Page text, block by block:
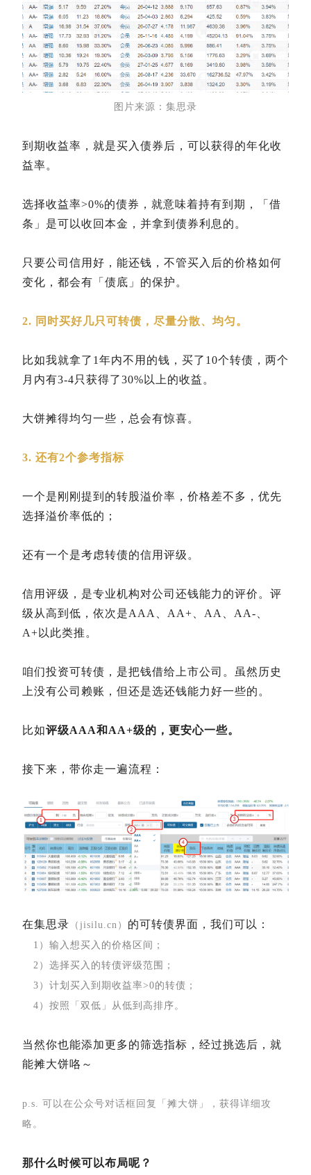
图片来源：集思录
到期收益率，就是买入债券后，可以获得的年化收
益率。
选择收益率>0%的债券，就意味着持有到期，「借
条」是可以收回本金，并拿到债券利息的。
只要公司信用好，能还钱，不管买入后的价格如何
变化，都会有「债底」的保护。
2. 同时买好几只可转债，尽量分散、均匀。
比如我就拿了1年内不用的钱，买了10个转债，两个
月内有3-4只获得了30%以上的收益。
大饼摊得均匀一些，总会有惊喜。
3. 还有2个参考指标
一个是刚刚提到的转股溢价率，价格差不多，优先
选择溢价率低的；
还有一个是考虑转债的信用评级。
信用评级，是专业机构对公司还钱能力的评价。评
级从高到低，依次是AAA、AA+、AA、AA-、
A+以此类推。
咱们投资可转债，是把钱借给上市公司。虽然历史
上没有公司赖账，但还是选还钱能力好一些的。
比如评级AAA和AA+级的，更安心一些。
接下来，带你走一遍流程：
在集思录 （jisilu.cn） 的可转债界面，我们可以：
1）输入想买入的价格区间；
2）选择买入的转债评级范围；
3）计划买入到期收益率>0的转债；
4）按照「双低」从低到高排序。
当然你也能添加更多的筛选指标，经过挑选后，就
能摊大饼咯～
p.s. 可以在公众号对话框回复「摊大饼」，获得详细攻
略。
那什么时候可以布局呢？